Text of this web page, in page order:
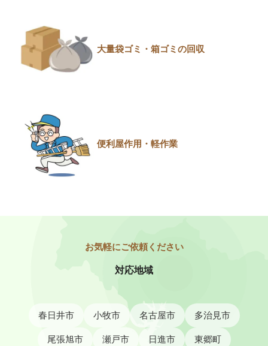
大量袋ゴミ・箱ゴミの回収
便利屋作用・軽作業
対応地域
春日井市 小牧市 名古屋市 多治見市
尾張旭市 瀬戸市 日進市 東郷町